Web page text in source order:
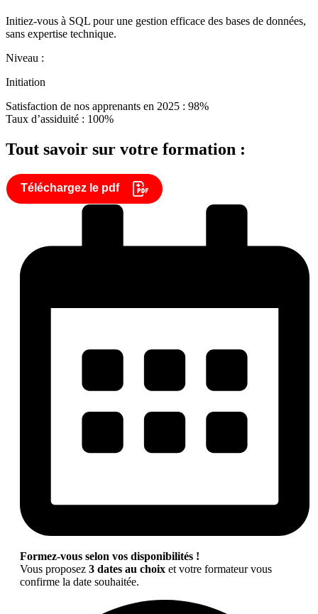
Initiez-vous à SQL pour une gestion efficace des bases de données,
sans expertise technique.
Niveau :
Initiation
Satisfaction de nos apprenants en 2025 : 98%
Taux d’assiduité : 100%
Tout savoir sur votre formation :
Téléchargez le pdf
Formez-vous selon vos disponibilités !
Vous proposez 3 dates au choix et votre formateur vous
confirme la date souhaitée.